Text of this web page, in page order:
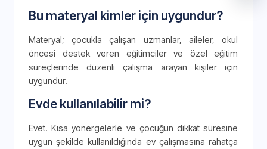
Bu materyal kimler için uygundur?
Materyal; çocukla çalışan uzmanlar, aileler, okul
öncesi destek veren eğitimciler ve özel eğitim
süreçlerinde düzenli çalışma arayan kişiler için
uygundur.
Evde kullanılabilir mi?
Evet. Kısa yönergelerle ve çocuğun dikkat süresine
uygun şekilde kullanıldığında ev çalışmasına rahatça